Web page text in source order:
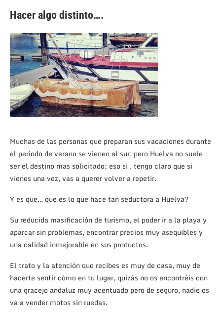
Hacer algo distinto….
Muchas de las personas que preparan sus vacaciones durante
el periodo de verano se vienen al sur, pero Huelva no suele
ser el destino mas solicitado; eso si , tengo claro que si
vienes una vez, vas a querer volver a repetir.
Y es que… que es lo que hace tan seductora a Huelva?
Su reducida masificación de turismo, el poder ir a la playa y
aparcar sin problemas, encontrar precios muy asequibles y
una calidad inmejorable en sus productos.
El trato y la atención que recibes es muy de casa, muy de
hacerte sentir cómo en tu lugar, quizás no os encontréis con
una gracejo andaluz muy acentuado pero de seguro, nadie os
va a vender motos sin ruedas.